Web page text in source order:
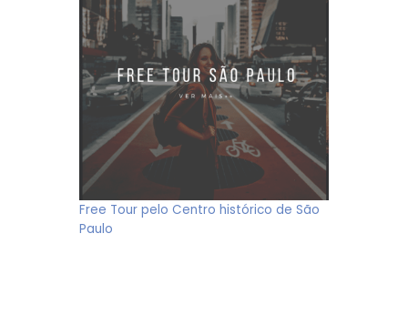
Free Tour pelo Centro histórico de São
Paulo